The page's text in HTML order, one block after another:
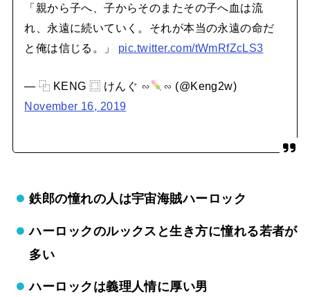
「親から子へ、子からそのまたその子へ血は流
れ、永遠に続いていく。それが本当の永遠の命だ
と俺は信じる。」 pic.twitter.com/tWmRfZcLS3
— ⿻ KENG ⿴ けんぐ ∽
∽ (@Keng2w)
November 16, 2019
鉄郎の憧れの人は宇宙海賊ハーロック
ハーロックのルックスと生き方に憧れる若者が
多い
ハーロックは義理人情に厚い男